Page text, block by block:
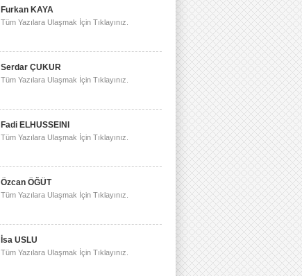
Furkan KAYA
Tüm Yazılara Ulaşmak İçin Tıklayınız.
Serdar ÇUKUR
Tüm Yazılara Ulaşmak İçin Tıklayınız.
Fadi ELHUSSEINI
Tüm Yazılara Ulaşmak İçin Tıklayınız.
Özcan ÖĞÜT
Tüm Yazılara Ulaşmak İçin Tıklayınız.
İsa USLU
Tüm Yazılara Ulaşmak İçin Tıklayınız.